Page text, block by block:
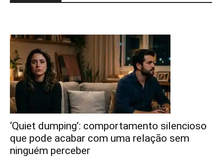
‘Quiet dumping’: comportamento silencioso
que pode acabar com uma relação sem
ninguém perceber